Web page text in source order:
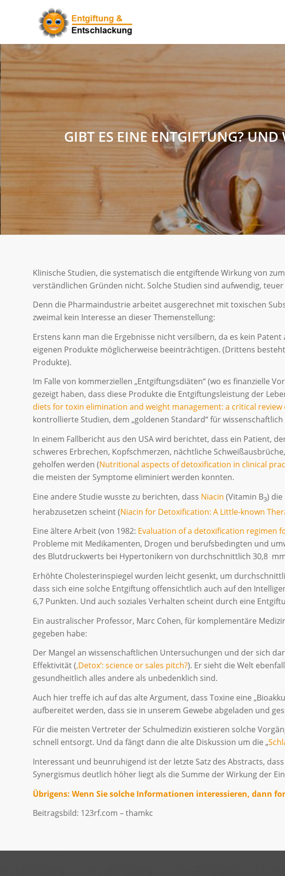
GIBT ES EINE ENTGIFTUNG? UND
Klinische Studien, die systematisch die entgiftende Wirkung von
verständlichen Gründen nicht. Solche Studien sind aufwendig,
Denn die Pharmaindustrie arbeitet ausgerechnet mit toxischen
zweimal kein Interesse an dieser Themenstellung:
Erstens kann man die Ergebnisse nicht versilbern, da es kein
eigenen Produkte möglicherweise beeinträchtigen. (Drittens
Produkte).
Im Falle von kommerziellen „Entgiftungsdiäten“ (wo es finanzielle
gezeigt haben, dass diese Produkte die Entgiftungsleistung der
diets for toxin elimination and weight management: a critical review
kontrollierte Studien, dem „goldenen Standard“ für
In einem Fallbericht aus den USA wird berichtet, dass ein Patient,
schweres Erbrechen, Kopfschmerzen, nächtliche
geholfen werden (Nutritional aspects of detoxification in clinical
die meisten der Symptome eliminiert werden konnten.
Eine andere Studie wusste zu berichten, dass Niacin (Vitamin B3)
herabzusetzen scheint (Niacin for Detoxification: A Little-known
Eine ältere Arbeit (von 1982: Evaluation of a detoxification regimen
Probleme mit Medikamenten, Drogen und berufsbedingten und
des Blutdruckwerts bei Hypertonikern von durchschnittlich 30,8
Erhöhte Cholesterinspiegel wurden leicht gesenkt, um
dass sich eine solche Entgiftung offensichtlich auch auf den
6,7 Punkten. Und auch soziales Verhalten scheint durch eine
Ein australischer Professor, Marc Cohen, für komplementäre
gegeben habe:
Der Mangel an wissenschaftlichen Untersuchungen und der sich
Effektivität (‚Detox‘: science or sales pitch?). Er sieht die Welt
gesundheitlich alles andere als unbedenklich sind.
Auch hier treffe ich auf das alte Argument, dass Toxine eine
aufbereitet werden, dass sie in unserem Gewebe abgeladen und
Für die meisten Vertreter der Schulmedizin existieren solche
schnell entsorgt. Und da fängt dann die alte Diskussion um die „
Interessant und beunruhigend ist der letzte Satz des Abstracts,
Synergismus deutlich höher liegt als die Summe der Wirkung der
Übrigens: Wenn Sie solche Informationen interessieren, dann
Beitragsbild: 123rf.com – thamkc